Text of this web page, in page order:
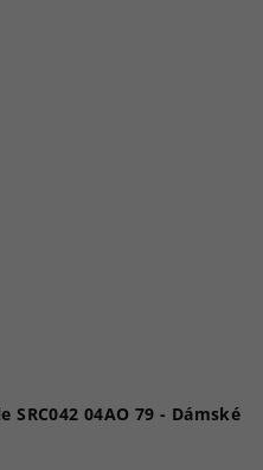
Roberto Cavalli sluneční brýle SRC042 04AO 79 - Dámské